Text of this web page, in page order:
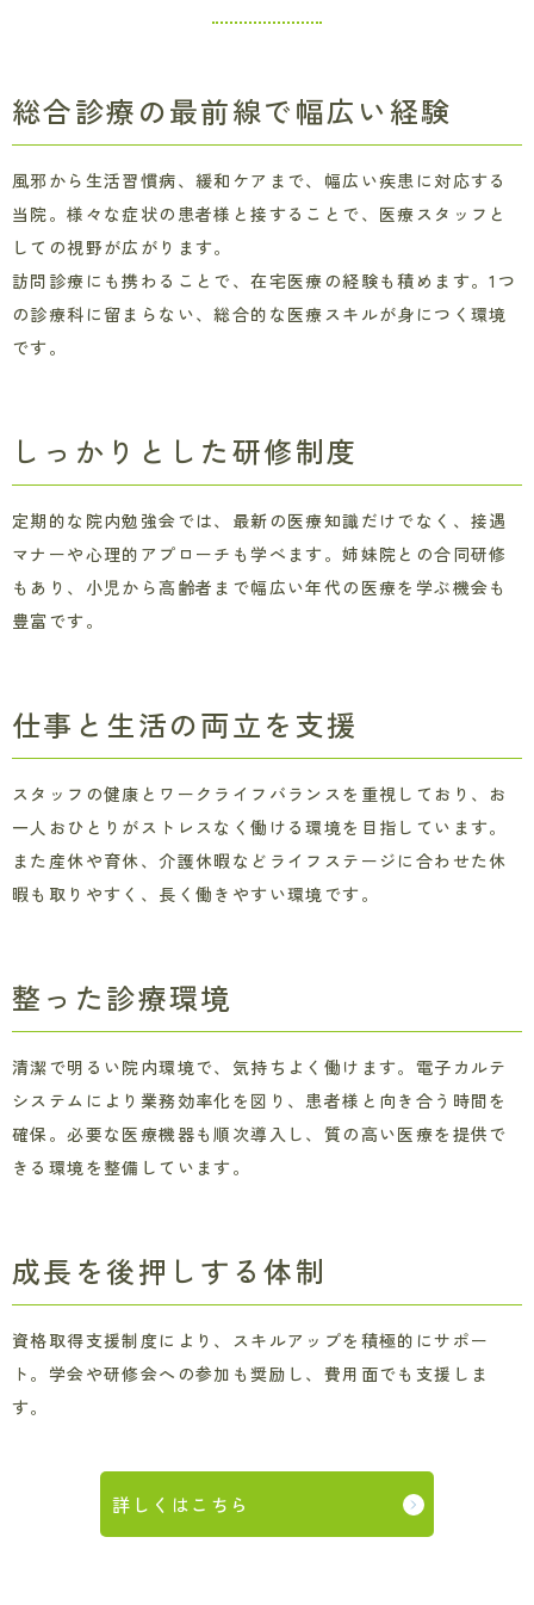
総合診療の最前線で幅広い経験
風邪から生活習慣病、緩和ケアまで、幅広い疾患に対応する
当院。様々な症状の患者様と接することで、医療スタッフと
しての視野が広がります。
訪問診療にも携わることで、在宅医療の経験も積めます。1つ
の診療科に留まらない、総合的な医療スキルが身につく環境
です。
しっかりとした研修制度
定期的な院内勉強会では、最新の医療知識だけでなく、接遇
マナーや心理的アプローチも学べます。姉妹院との合同研修
もあり、小児から高齢者まで幅広い年代の医療を学ぶ機会も
豊富です。
仕事と生活の両立を支援
スタッフの健康とワークライフバランスを重視しており、お
一人おひとりがストレスなく働ける環境を目指しています。
また産休や育休、介護休暇などライフステージに合わせた休
暇も取りやすく、長く働きやすい環境です。
整った診療環境
清潔で明るい院内環境で、気持ちよく働けます。電子カルテ
システムにより業務効率化を図り、患者様と向き合う時間を
確保。必要な医療機器も順次導入し、質の高い医療を提供で
きる環境を整備しています。
成長を後押しする体制
資格取得支援制度により、スキルアップを積極的にサポー
ト。学会や研修会への参加も奨励し、費用面でも支援しま
す。
詳しくはこちら